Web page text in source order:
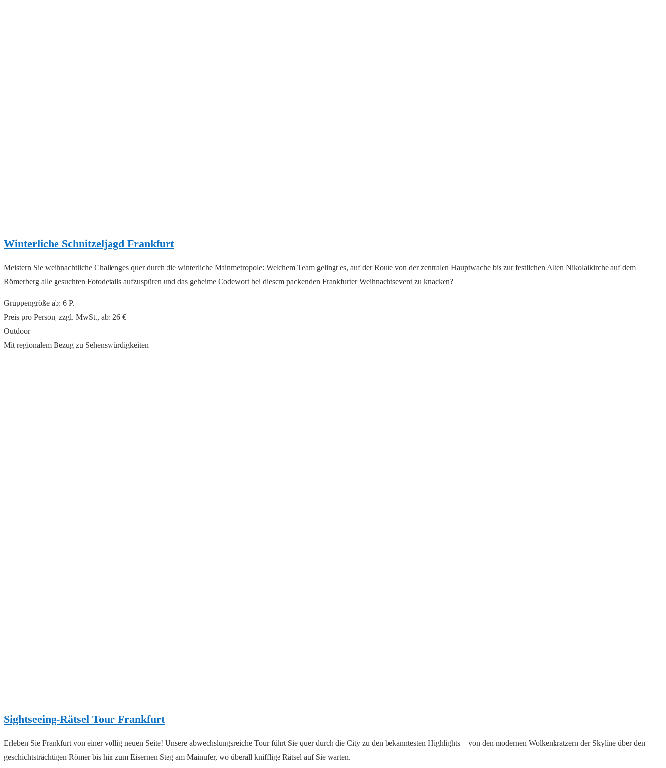
Winterliche Schnitzeljagd Frankfurt
Meistern Sie weihnachtliche Challenges quer durch die winterliche Mainmetropole: Welchem Team gelingt es, auf der Route von der zentralen Hauptwache bis zur festlichen Alten Nikolaikirche auf dem
Römerberg alle gesuchten Fotodetails aufzuspüren und das geheime Codewort bei diesem packenden Frankfurter Weihnachtsevent zu knacken?
Gruppengröße ab: 6 P.
Preis pro Person, zzgl. MwSt., ab: 26 €
Outdoor
Mit regionalem Bezug zu Sehenswürdigkeiten
Sightseeing-Rätsel Tour Frankfurt
Erleben Sie Frankfurt von einer völlig neuen Seite! Unsere abwechslungsreiche Tour führt Sie quer durch die City zu den bekanntesten Highlights – von den modernen Wolkenkratzern der Skyline über den
geschichtsträchtigen Römer bis hin zum Eisernen Steg am Mainufer, wo überall knifflige Rätsel auf Sie warten.